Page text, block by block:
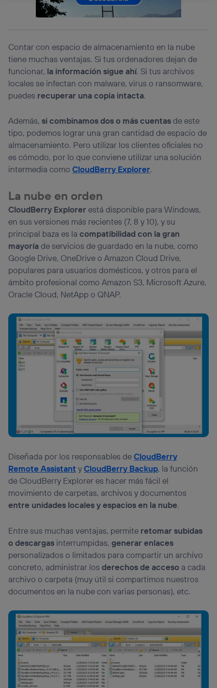
Contar con espacio de almacenamiento en la nube
tiene muchas ventajas. Si tus ordenadores dejan de
funcionar, la información sigue ahí. Si tus archivos
locales se infectan con malware, virus o ransomware,
puedes recuperar una copia intacta.
Además,si combinamos dos o más cuentasde este
tipo, podemos lograr una gran cantidad de espacio de
almacenamiento. Pero utilizar los clientes oficiales no
es cómodo, por lo que conviene utilizar una solución
intermedia comoCloudBerry Explorer.
La nube en orden
CloudBerry Explorerestá disponible para Windows,
en sus versiones más recientes (7, 8 y 10), y su
principal baza es lacompatibilidad con la gran
mayoríade servicios de guardado en la nube, como
Google Drive, OneDrive o Amazon Cloud Drive,
populares para usuarios domésticos, y otros para el
ámbito profesional como Amazon S3, Microsoft Azure,
Oracle Cloud, NetApp o QNAP.
Diseñada por los responsables deCloudBerry
Remote Assistant yCloudBerry Backup, la función
de CloudBerry Explorer es hacer más fácil el
movimiento de carpetas, archivos y documentos
entre unidades locales y espacios en la nube.
Entre sus muchas ventajas, permite retomar subidas
o descargas interrumpidas,generar enlaces
personalizados o limitados para compartir un archivo
concreto, administrar losderechos de acceso a cada
archivo o carpeta (muy útil si compartimos nuestros
documentos en la nube con varias personas), etc.
La tecnología Utiq está diseñada con la privacidad como
prioridad ofreciéndote elección y control.
La tecnología utiliza un identificador cifrado creado por tu
información de la cuenta de cliente de
telecomunicaciones vinculada a la conexión que utilizas
(p. ej., número de teléfono móvil).
Este identificador se asigna a la conexión de internet, por
lo que cualquier persona que conecte su dispositivo y
consienta el uso de la tecnología recibirá el mismo
Si utilizas unaconexión de banda ancha(p. ej., Wi-Fi),
el marketing o análisis se realizará en función de las
actividades de navegación de los miembros del hogar
que hayan dado su consentimiento.
Si utilizasdatos móviles, el marketing será más
personalizado, ya que se basará únicamente en la
Puedes gestionar los consentimientos Utiq seleccionando
“Administrar Utiq” en la parte inferior de esta página web o
visitando el portal de privacidad de Utiq
(“consenthub”) . Para más información, consulta
la política de privacidad de Utiq.